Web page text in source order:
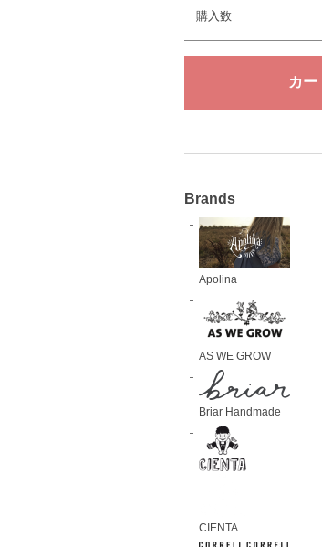
購入数
Brands
Apolina
AS WE GROW
Briar Handmade
CIENTA